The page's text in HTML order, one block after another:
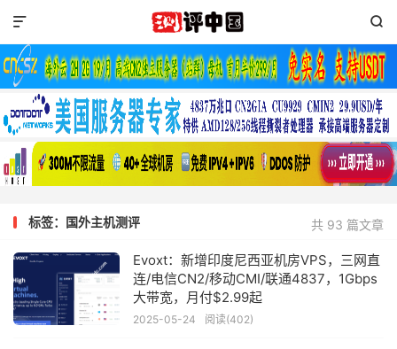


共 93 篇文章
标签：国外主机测评
Evoxt：新增印度尼西亚机房VPS，三网直
连/电信CN2/移动CMI/联通4837，1Gbps
大带宽，月付$2.99起
2025-05-24 阅读(402)